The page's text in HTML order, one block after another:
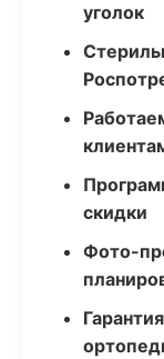
уголок
скидки
Фото-